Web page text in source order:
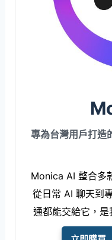
專為台灣用戶打造
Monica AI 整合多
從日常 AI 聊天到
通都能交給它，是